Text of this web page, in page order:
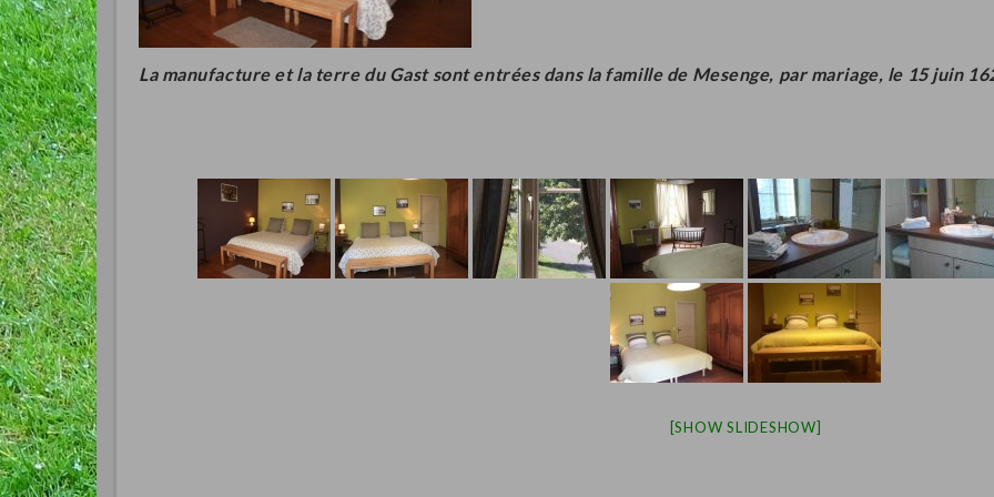
La manufacture et la terre du Gast sont entrées dans la famille de Mesenge, par mariage, le 15 juin
[SHOW SLIDESHOW]